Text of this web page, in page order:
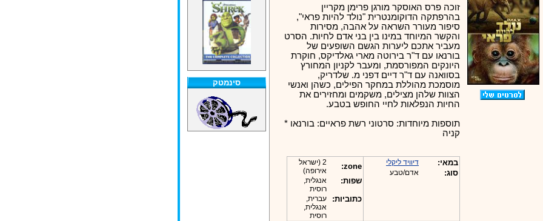
סינמטק
זמינים במייל ובטלפון. האתר
לרשותכם פעיל 24/7
צוות דיוידי מאסטר ישיר.
אנחנו כאן לכול שאלה וזמינים
במענה הטלפוני שלנו.ובמייל
.האתר לרשותכם 24/7
מענה טלפוני: 09-7652392
צוות דיוידי מאסטר ישיר.
זוכה פרס האוסקר מורגן פרימן מקריין
בהרפתקה הדוקומנטרית "נולד להיות פראי",
סיפור מעורר השראה על אהבה, מסירות
והקשר המיוחד במינו בין בני אדם לחיות. הסרט
מעביר אתכם ליערות הגשם השופעים של
בורנאו עם ד"ר בירוטה מארי גאלדיקס, חוקרת
היונקים המפורסמת, ומעבר לקניון המחורץ
בסוואנה עם ד"ר דיים דפני מ. שלדריק,
מוסמכת מהוללת במחקר הפילים, כשהן ואנשי
הצוות שלהן מצילים, משקמים ומחזירים את
החיות הנפלאות לחיי החופש בטבע.
תוספות מיוחדות: סרטוני רשת פראיים: בורנאו *
קניה
במאי: דיוויד ליקלי
סוג: אדם/טבע
zone:
2 (ישראל
אירופה)
שפות:
אנגלית,
רוסית
כתוביות:
עברית,
אנגלית,
רוסית